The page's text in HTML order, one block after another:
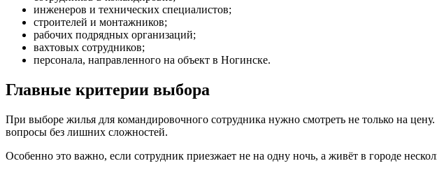
инженеров и технических специалистов;
строителей и монтажников;
рабочих подрядных организаций;
вахтовых сотрудников;
персонала, направленного на объект в Ногинске.
Главные критерии выбора
При выборе жилья для командировочного сотрудника нужно смотреть не только на
вопросы без лишних сложностей.
Особенно это важно, если сотрудник приезжает не на одну ночь, а живёт в городе